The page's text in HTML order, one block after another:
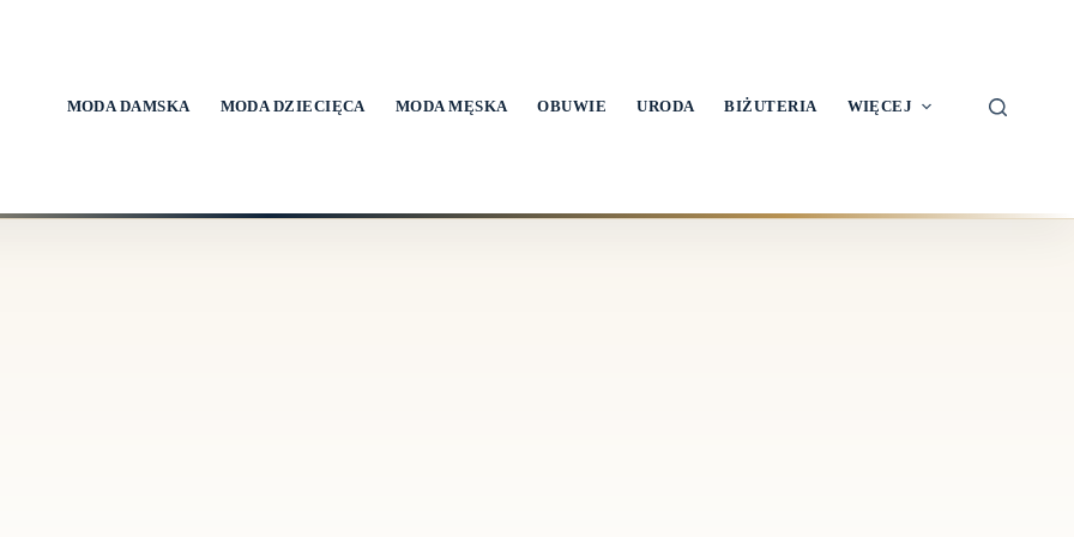
MODA DAMSKA MODA DZIECIĘCA MODA MĘSKA OBUWIE URODA BIŻUTERIA WIĘCEJ